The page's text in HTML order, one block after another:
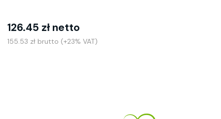
126.45 zł netto
155.53 zł brutto (+23% VAT)